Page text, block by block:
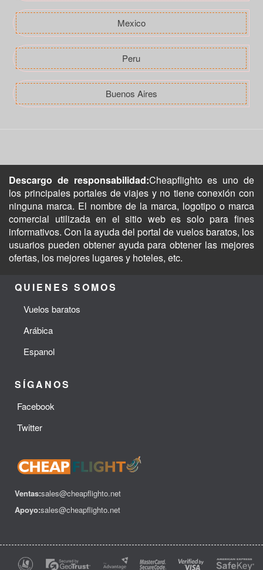
Mexico
Peru
Buenos Aires
Descargo de responsabilidad:Cheapflighto es uno de
los principales portales de viajes y no tiene conexión con
ninguna marca. El nombre de la marca, logotipo o marca
comercial utilizada en el sitio web es solo para fines
informativos. Con la ayuda del portal de vuelos baratos, los
usuarios pueden obtener ayuda para obtener las mejores
ofertas, los mejores lugares y hoteles, etc.
QUIENES SOMOS
Vuelos baratos
Arábica
Espanol
SÍGANOS
Facebook
Twitter
Ventas:sales@cheapflighto.net
Apoyo:sales@cheapflighto.net